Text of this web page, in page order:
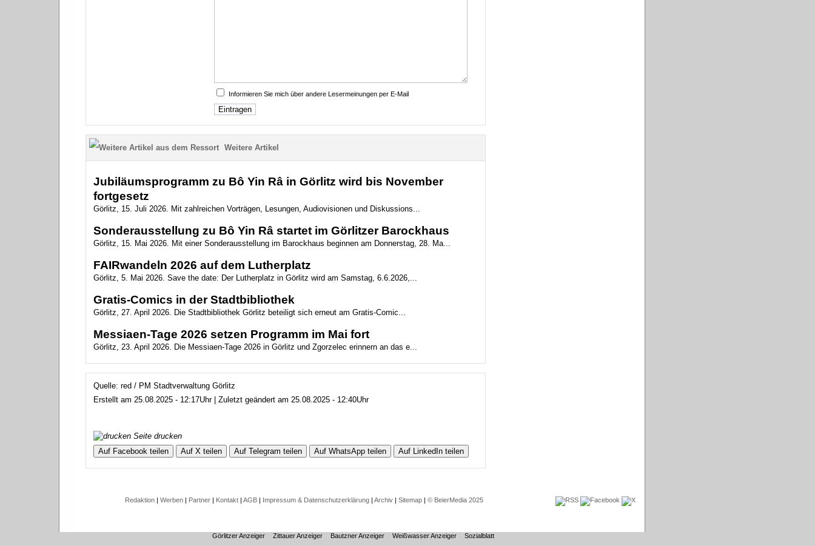
Informieren Sie mich über andere Lesermeinungen per E-Mail
Weitere Artikel
Jubiläumsprogramm zu Bô Yin Râ in Görlitz wird bis November
fortgesetz
Görlitz, 15. Juli 2026. Mit zahlreichen Vorträgen, Lesungen, Audiovisionen und Diskussions...
Sonderausstellung zu Bô Yin Râ startet im Görlitzer Barockhaus
Görlitz, 15. Mai 2026. Mit einer Sonderausstellung im Barockhaus beginnen am Donnerstag, 28. Ma...
FAIRwandeln 2026 auf dem Lutherplatz
Görlitz, 5. Mai 2026. Save the date: Der Lutherplatz in Görlitz wird am Samstag, 6.6.2026,...
Gratis-Comics in der Stadtbibliothek
Görlitz, 27. April 2026. Die Stadtbibliothek Görlitz beteiligt sich erneut am Gratis-Comic...
Messiaen-Tage 2026 setzen Programm im Mai fort
Görlitz, 23. April 2026. Die Messiaen-Tage 2026 in Görlitz und Zgorzelec erinnern an das e...
Quelle: red / PM Stadtverwaltung Görlitz
Erstellt am 25.08.2025 - 12:17Uhr | Zuletzt geändert am 25.08.2025 - 12:40Uhr
Seite drucken
Auf Facebook teilen
Auf X teilen Auf Telegram teilen Auf WhatsApp teilen Auf LinkedIn teilen
Redaktion | Werben | Partner | Kontakt | AGB | Impressum & Datenschutzerklärung | Archiv | Sitemap | © BeierMedia 2025
Görlitzer Anzeiger Zittauer Anzeiger Bautzner Anzeiger Weißwasser Anzeiger Sozialblatt